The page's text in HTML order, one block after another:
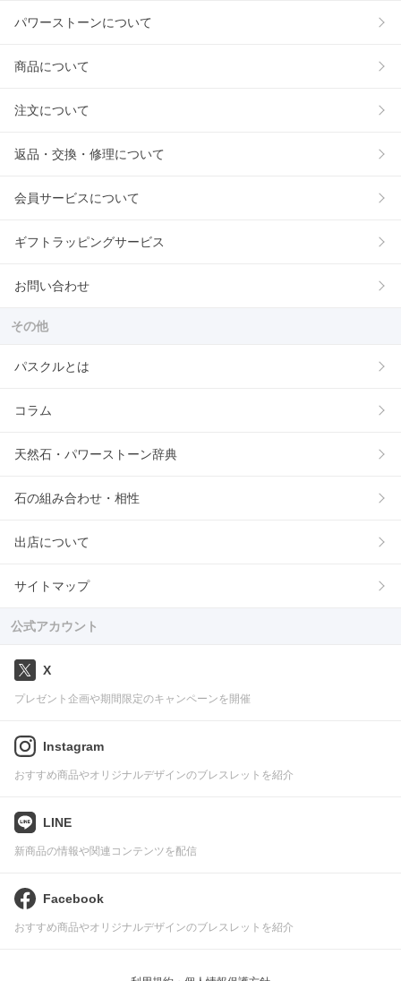
パワーストーンについて
商品について
注文について
返品・交換・修理について
会員サービスについて
ギフトラッピングサービス
お問い合わせ
その他
パスクルとは
コラム
天然石・パワーストーン辞典
石の組み合わせ・相性
出店について
サイトマップ
公式アカウント
X
プレゼント企画や期間限定のキャンペーンを開催
Instagram
おすすめ商品やオリジナルデザインのブレスレットを紹介
LINE
新商品の情報や関連コンテンツを配信
Facebook
おすすめ商品やオリジナルデザインのブレスレットを紹介